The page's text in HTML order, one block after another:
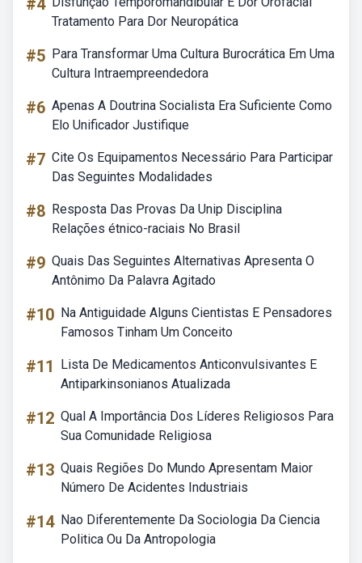
#4
Tratamento Para Dor Neuropática
#5 Para Transformar Uma Cultura Burocrática Em Uma
Cultura Intraempreendedora
#6 Apenas A Doutrina Socialista Era Suficiente Como
Elo Unificador Justifique
#7 Cite Os Equipamentos Necessário Para Participar
Das Seguintes Modalidades
#8 Resposta Das Provas Da Unip Disciplina
Relações étnico-raciais No Brasil
#9 Quais Das Seguintes Alternativas Apresenta O
Antônimo Da Palavra Agitado
#10 Na Antiguidade Alguns Cientistas E Pensadores
Famosos Tinham Um Conceito
#11
Lista De Medicamentos Anticonvulsivantes E
Antiparkinsonianos Atualizada
#12 Qual A Importância Dos Líderes Religiosos Para
Sua Comunidade Religiosa
#13 Quais Regiões Do Mundo Apresentam Maior
Número De Acidentes Industriais
#14 Nao Diferentemente Da Sociologia Da Ciencia
Politica Ou Da Antropologia